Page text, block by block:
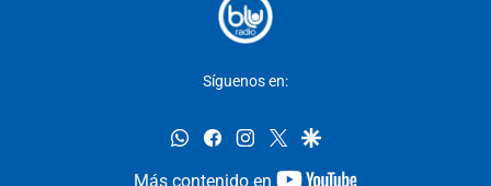
Síguenos en:
whatsappfacebookinstagram
twittergoogle
Más contenido en
youtube-